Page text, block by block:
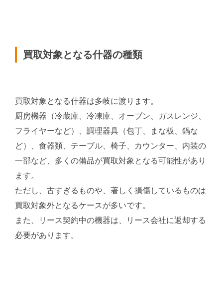
買取対象となる什器の種類
買取対象となる什器は多岐に渡ります。
厨房機器（冷蔵庫、冷凍庫、オーブン、ガスレンジ、
フライヤーなど）、調理器具（包丁、まな板、鍋な
ど）、食器類、テーブル、椅子、カウンター、内装の
一部など、多くの備品が買取対象となる可能性があり
ます。
ただし、古すぎるものや、著しく損傷しているものは
買取対象外となるケースが多いです。
また、リース契約中の機器は、リース会社に返却する
必要があります。